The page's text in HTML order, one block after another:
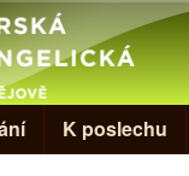
Skip
K poslechu